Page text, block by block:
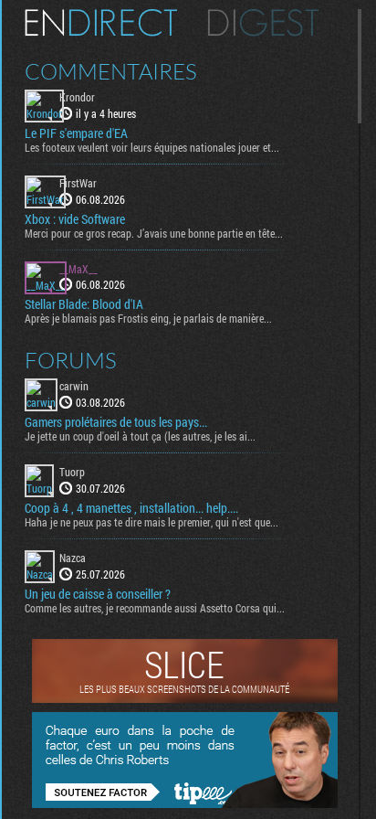
COMMENTAIRES
Krondor
il y a 4 heures
Le PIF s'empare d'EA
Les footeux veulent voir leurs équipes nationales jouer et...
FirstWar
06.08.2026
Xbox : vide Software
Merci pour ce gros recap. J’avais une bonne partie en tête...
__MaX__
06.08.2026
Stellar Blade: Blood d'IA
Après je blamais pas Frostis eing, je parlais de manière...
FORUMS
carwin
03.08.2026
Gamers prolétaires de tous les pays...
Je jette un coup d'oeil à tout ça (les autres, je les ai...
Tuorp
30.07.2026
Coop à 4 , 4 manettes , installation... help....
Haha je ne peux pas te dire mais le premier, qui n'est que...
Nazca
25.07.2026
Un jeu de caisse à conseiller ?
Comme les autres, je recommande aussi Assetto Corsa qui...
SLICE
LES PLUS BEAUX SCREENSHOTS DE LA COMMUNAUTÉ